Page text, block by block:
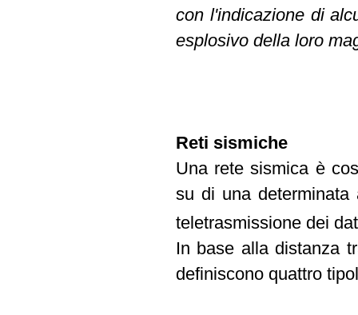
con l'indicazione di
esplosivo della loro
Reti sismiche
Una rete sismica è
su di una determinata
teletrasmissione dei
In base alla distanza
definiscono quattro